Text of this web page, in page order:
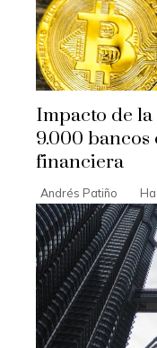
Impacto de
9.000
financiera
Andrés Patiño